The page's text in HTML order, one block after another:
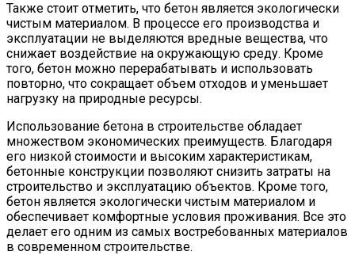
Также стоит отметить, что бетон является экологически
чистым материалом. В процессе его производства и
эксплуатации не выделяются вредные вещества, что
снижает воздействие на окружающую среду. Кроме
того, бетон можно перерабатывать и использовать
повторно, что сокращает объем отходов и уменьшает
нагрузку на природные ресурсы.
Использование бетона в строительстве обладает
множеством экономических преимуществ. Благодаря
его низкой стоимости и высоким характеристикам,
бетонные конструкции позволяют снизить затраты на
строительство и эксплуатацию объектов. Кроме того,
бетон является экологически чистым материалом и
обеспечивает комфортные условия проживания. Все это
делает его одним из самых востребованных материалов
в современном строительстве.